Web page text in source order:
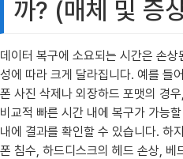
까? (매체 및 증
데이터 복구에 소요되는 시간은 손
성에 따라 크게 달라집니다. 예를 들
폰 사진 삭제나 외장하드 포맷의 경
비교적 빠른 시간 내에 복구가 가능
내에 결과를 확인할 수 있습니다. 하
폰 침수, 하드디스크의 헤드 손상, 베